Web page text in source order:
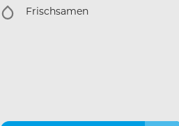
Frischsamen